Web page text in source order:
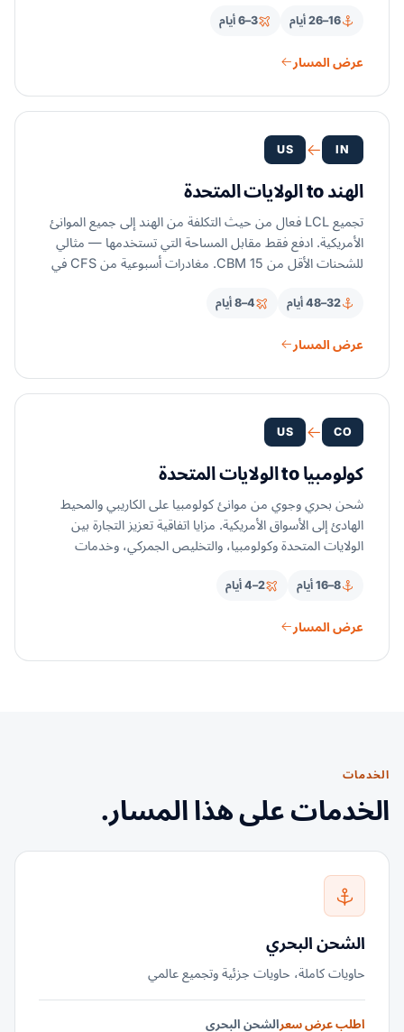
16–26 أيام 3–6 أيام
عرض المسار
IN
US
الهند to الولايات المتحدة
تجميع LCL فعال من حيث التكلفة من الهند إلى جميع الموانئ
الأمريكية. ادفع فقط مقابل المساحة التي تستخدمها — مثالي
للشحنات الأقل من 15 CBM. مغادرات أسبوعية من CFS في
الكبرى.
32–48 أيام 4–8 أيام
عرض المسار
CO
US
كولومبيا to الولايات المتحدة
شحن بحري وجوي من موانئ كولومبيا على الكاريبي والمحيط
الهادئ إلى الأسواق الأمريكية. مزايا اتفاقية تعزيز التجارة بين
الولايات المتحدة وكولومبيا، والتخليص الجمركي، وخدمات
8–16 أيام 2–4 أيام
عرض المسار
الخدمات
الخدمات على هذا المسار.
الشحن البحري
حاويات كاملة، حاويات جزئية وتجميع عالمي
اطلب عرض سعرالشحن البحري